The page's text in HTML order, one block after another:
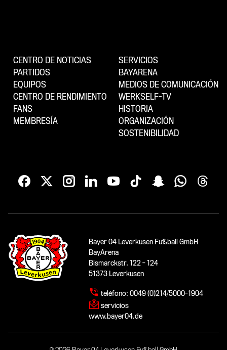
CENTRO DE NOTICIAS
PARTIDOS
EQUIPOS
CENTRO DE RENDIMIENTO
FANS
MEMBRESÍA
SERVICIOS
BAYARENA
MEDIOS DE COMUNICACIÓN
WERKSELF-TV
HISTORIA
ORGANIZACIÓN
SOSTENIBILIDAD
Bayer 04 Leverkusen Fußball GmbH
BayArena
Bismarckstr. 122 - 124
51373 Leverkusen
teléfono: 0049 (0)214/5000-1904
servicios
www.bayer04.de